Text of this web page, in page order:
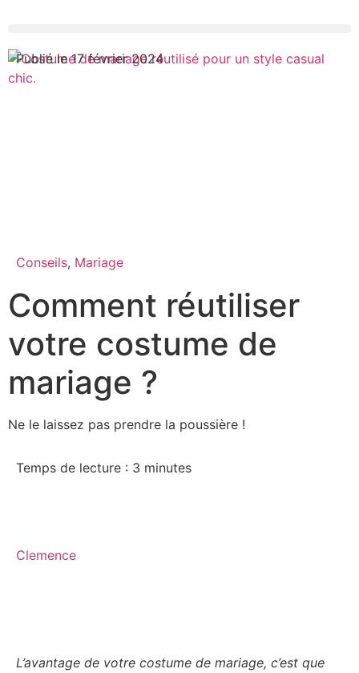
Conseils, Mariage
Comment réutiliser
votre costume de
mariage ?
Ne le laissez pas prendre la poussière !
Clemence
Temps de lecture : 3 minutes
Publié le 17 février 2024
L’avantage de votre costume de mariage, c’est que